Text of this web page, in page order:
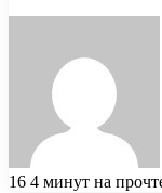
16 4 минут на